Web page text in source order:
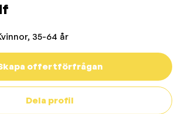
35-64 år
offertförfrågan
Dela profil